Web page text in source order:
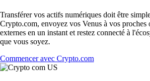
Transférer vos actifs numériques doit être
Crypto.com, envoyez vos Venus à vos proches
externes en un instant et restez connecté à
que vous soyez.
Commencer avec Crypto.com